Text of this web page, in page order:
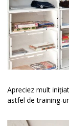
Apreciez mult
astfel de training-